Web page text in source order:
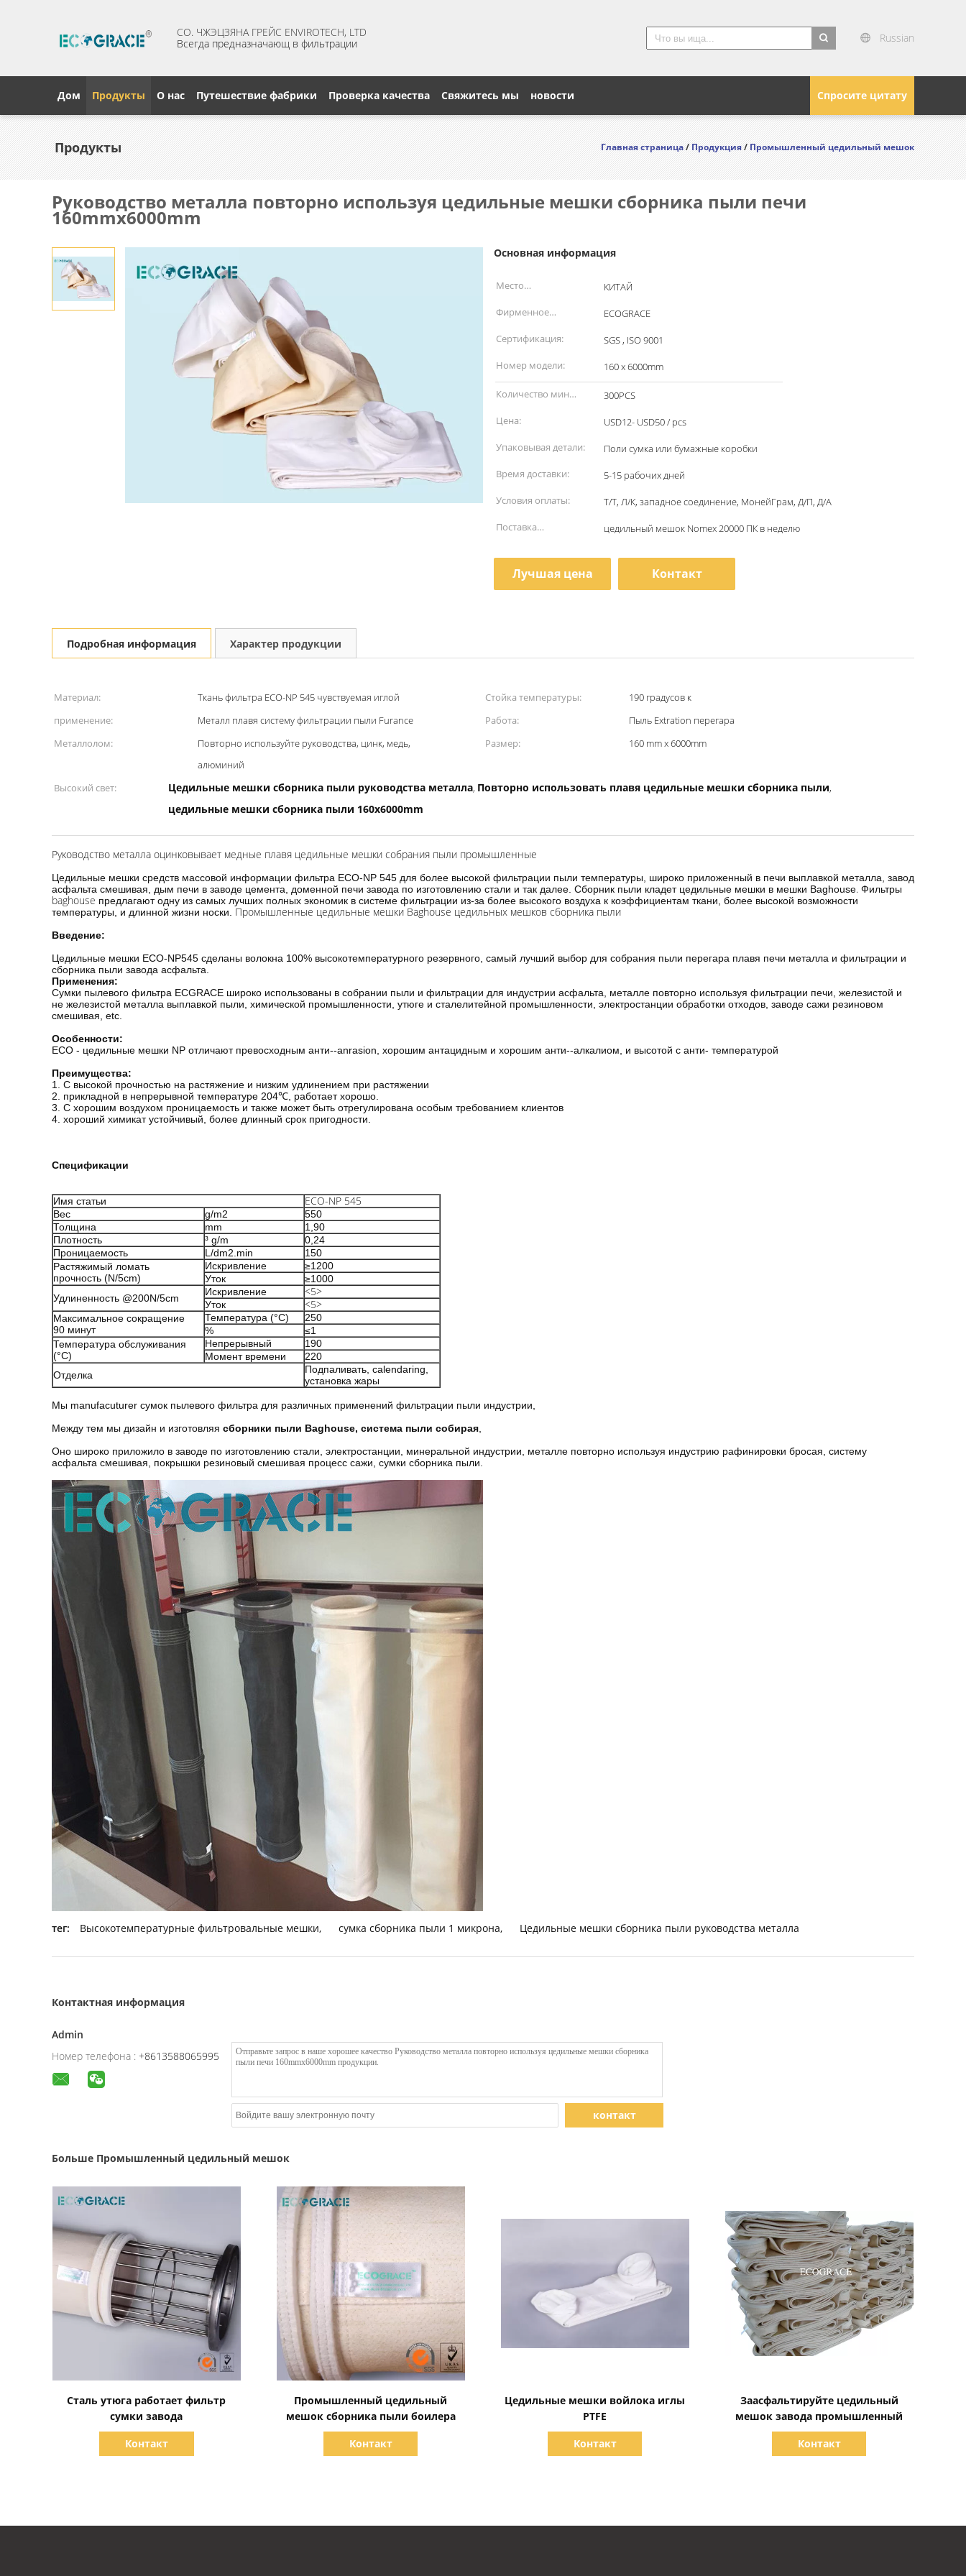
CO. ЧЖЭЦЗЯНА ГРЕЙС ENVIROTECH, LTD
Всегда предназначающ в фильтрации
Russian
Спросите цитату
Дом Продукты О нас Путешествие фабрики Проверка качества Свяжитесь мы новости
Продукты Главная страница/Продукция/Промышленный цедильный мешок
Руководство металла повторно используя цедильные мешки сборника пыли печи
160mmx6000mm
Основная информация
Место
происхождения:
КИТАЙ
Фирменное
наименование:
ECOGRACE
Сертификация:
SGS , ISO 9001
Номер модели:
160 x 6000mm
Количество мин
заказа:
300PCS
Цена:
USD12- USD50 / pcs
Упаковывая детали:
Поли сумка или бумажные коробки
Время доставки:
5-15 рабочих дней
Условия оплаты:
Т/Т, Л/К, западное соединение, МонейГрам, Д/П, Д/А
Поставка
цедильный мешок Nomex 20000 ПК в неделю
Лучшая цена Контакт
Подробная информация Характер продукции
Материал: Ткань фильтра ECO-NP 545 чувствуемая иглой Стойка температуры:
190 градусов к
применение:
Металл плавя систему фильтрации пыли Furance Работа:
Пыль Extration перегара
Металлолом:
Повторно используйте руководства, цинк, медь,
алюминий
Размер: 160 mm x 6000mm
Высокий свет: Цедильные мешки сборника пыли руководства металла, Повторно использовать плавя цедильные мешки сборника пыли,
цедильные мешки сборника пыли 160x6000mm
Руководство металла оцинковывает медные плавя цедильные мешки собрания пыли промышленные
Цедильные мешки средств массовой информации фильтра ECO-NP 545 для более высокой фильтрации пыли температуры, широко приложенный в печи выплавкой металла, завод
асфальта смешивая, дым печи в заводе цемента, доменной печи завода по изготовлению стали и так далее. Сборник пыли кладет цедильные мешки в мешки Baghouse. Фильтры
baghouse предлагают одну из самых лучших полных экономик в системе фильтрации из-за более высокого воздуха к коэффициентам ткани, более высокой возможности
температуры, и длинной жизни носки. Промышленные цедильные мешки Baghouse цедильных мешков сборника пыли
Введение:
Цедильные мешки ECO-NP545 сделаны волокна 100% высокотемпературного резервного, самый лучший выбор для собрания пыли перегара плавя печи металла и фильтрации и
сборника пыли завода асфальта.
Применения:
Сумки пылевого фильтра ECGRACE широко использованы в собрании пыли и фильтрации для индустрии асфальта, металле повторно используя фильтрации печи, железистой и
не железистой металла выплавкой пыли, химической промышленности, утюге и сталелитейной промышленности, электростанции обработки отходов, заводе сажи резиновом
смешивая, etc.
Особенности:
ECO - цедильные мешки NP отличают превосходным анти--anrasion, хорошим антацидным и хорошим анти--алкалиом, и высотой с анти- температурой
Преимущества:
1. С высокой прочностью на растяжение и низким удлинением при растяжении
2. прикладной в непрерывной температуре 204℃, работает хорошо.
3. С хорошим воздухом проницаемость и также может быть отрегулирована особым требованием клиентов
4. хороший химикат устойчивый, более длинный срок пригодности.
Спецификации
Имя статьи ECO-NP 545
Вес g/m2
550
Толщина
mm
1,90
Плотность
³ g/m
0,24
Проницаемость
L/dm2.min
150
Растяжимый ломать
прочность (N/5cm)
Искривление
≥1200
Уток
≥1000
Удлиненность @200N/5cm
Искривление <5>
Уток <5>
Максимальное сокращение
90 минут
Температура (°C)
250
%
≤1
Температура обслуживания
(°C)
Непрерывный
190
Момент времени
220
Отделка
Подпаливать, calendaring,
установка жары
Мы manufacuturer сумок пылевого фильтра для различных применений фильтрации пыли индустрии,
Между тем мы дизайн и изготовляя сборники пыли Baghouse, система пыли собирая
Оно широко приложило в заводе по изготовлению стали, электростанции, минеральной индустрии, металле повторно используя индустрию рафинировки бросая, систему
асфальта смешивая, покрышки резиновый смешивая процесс сажи, сумки сборника пыли.
тег: Высокотемпературные фильтровальные мешки, сумка сборника пыли 1 микрона, Цедильные мешки сборника пыли руководства металла
Контактная информация
Admin
Номер телефона : +8613588065995
контакт
Больше Промышленный цедильный мешок
Сталь утюга работает фильтр
сумки завода
Контакт
Промышленный цедильный
мешок сборника пыли боилера
Контакт
Цедильные мешки войлока иглы
PTFE
Контакт
Заасфальтируйте цедильный
мешок завода промышленный
Контакт